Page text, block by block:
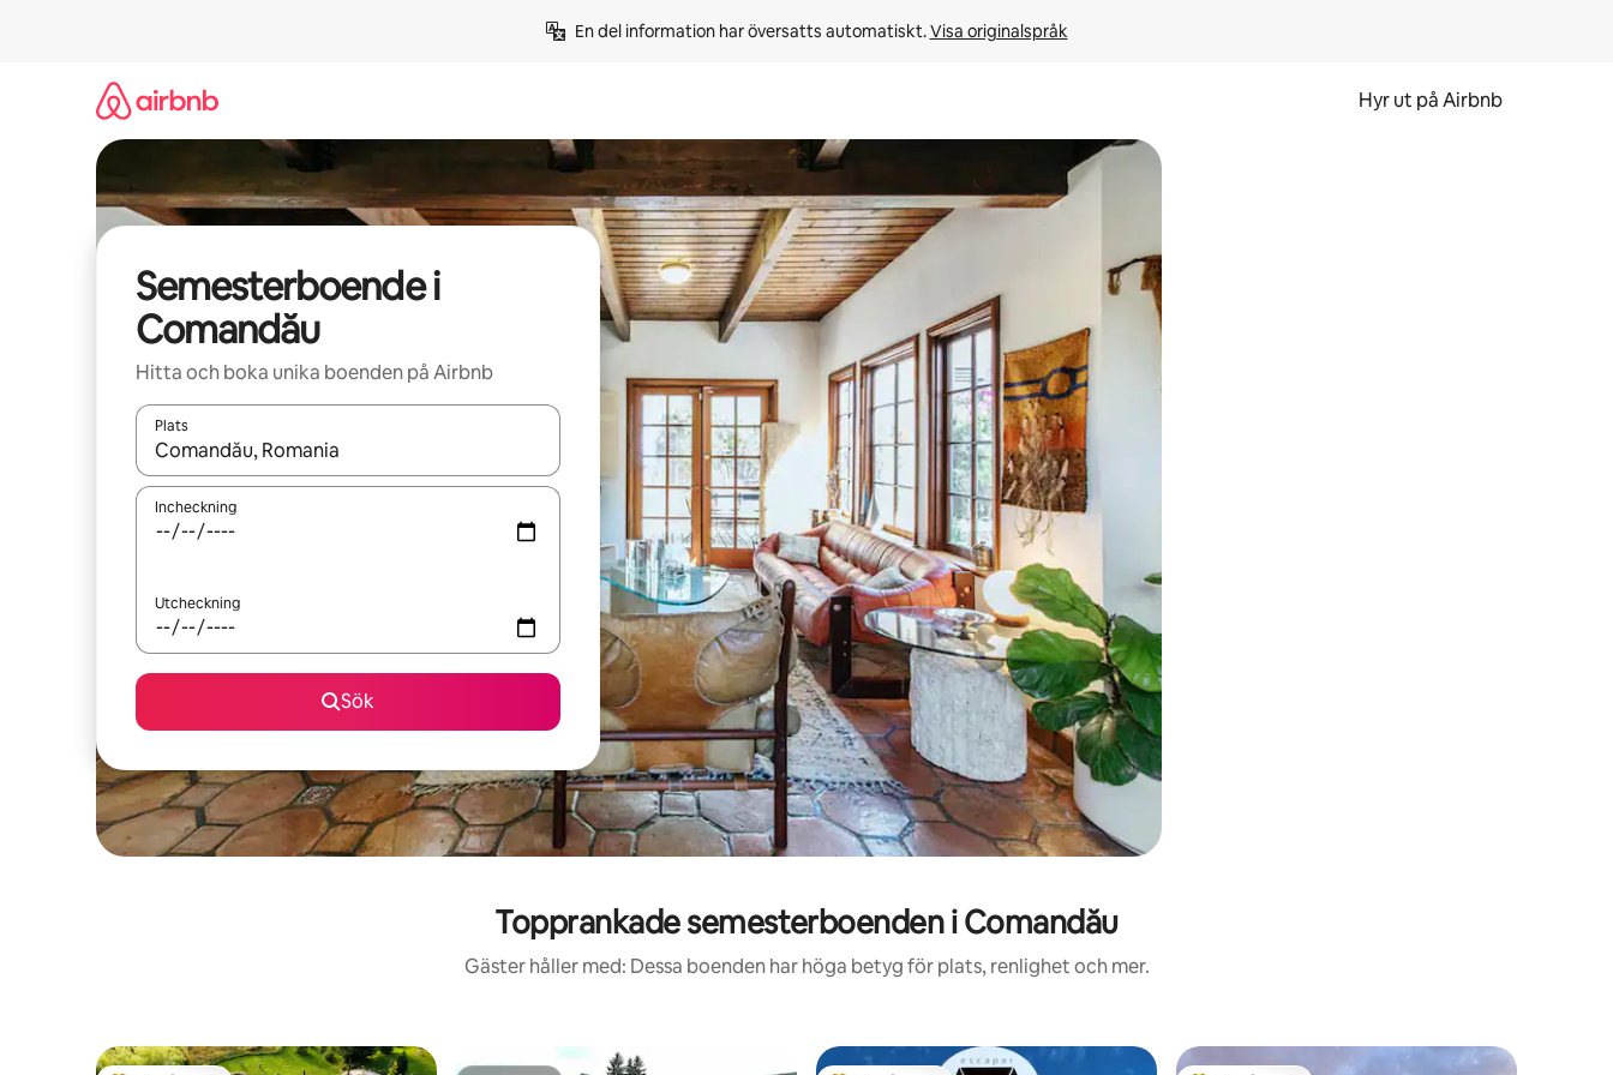
En del information har översatts automatiskt. Visa originalspråk
Hyr ut på Airbnb
Semesterboende i
Comandău
Hitta och boka unika boenden på Airbnb
Plats
När resultaten är tillgängliga kan du navigera med upp- och nedåtpilarna eller utforska genom att trycka eller svepa.
Incheckning
Utcheckning
Sök
Topprankade semesterboenden i Comandău
Gäster håller med: Dessa boenden har höga betyg för plats, renlighet och mer.